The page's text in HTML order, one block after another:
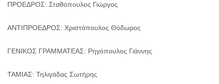
ΠΡΟΕΔΡΟΣ: Σταθόπουλος Γιώργος
ΑΝΤΙΠΡΟΕΔΡΟΣ: Χριστόπουλος Θόδωρος
ΓΕΝΙΚΟΣ ΓΡΑΜΜΑΤΕΑΣ: Ρηγόπουλος Γιάννης
ΤΑΜΙΑΣ: Τηλιγάδας Σωτήρης